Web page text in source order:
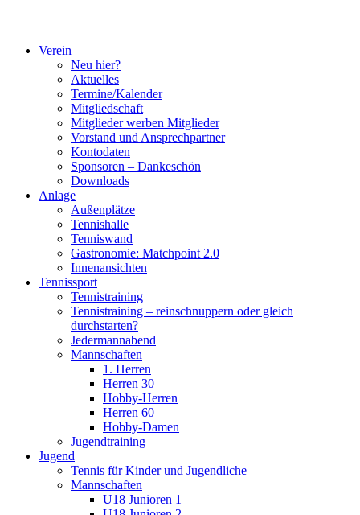
Verein
Neu hier?
Aktuelles
Termine/Kalender
Mitgliedschaft
Mitglieder werben Mitglieder
Vorstand und Ansprechpartner
Kontodaten
Sponsoren – Dankeschön
Downloads
Anlage
Außenplätze
Tennishalle
Tenniswand
Gastronomie: Matchpoint 2.0
Innenansichten
Tennissport
Tennistraining
Tennistraining – reinschnuppern oder gleich
durchstarten?
Jedermannabend
Mannschaften
1. Herren
Herren 30
Hobby-Herren
Herren 60
Hobby-Damen
Jugendtraining
Jugend
Tennis für Kinder und Jugendliche
Mannschaften
U18 Junioren 1